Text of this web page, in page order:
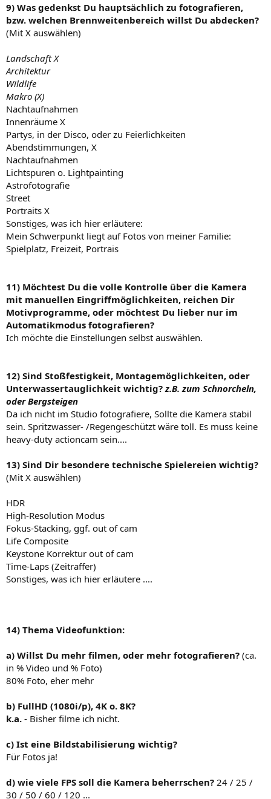
9) Was gedenkst Du hauptsächlich zu fotografieren,
bzw. welchen Brennweitenbereich willst Du abdecken?
(Mit X auswählen)
Landschaft X
Architektur
Wildlife
Makro (X)
Nachtaufnahmen
Innenräume X
Partys, in der Disco, oder zu Feierlichkeiten
Abendstimmungen, X
Nachtaufnahmen
Lichtspuren o. Lightpainting
Astrofotografie
Street
Portraits X
Sonstiges, was ich hier erläutere:
Mein Schwerpunkt liegt auf Fotos von meiner Familie:
Spielplatz, Freizeit, Portrais
11) Möchtest Du die volle Kontrolle über die Kamera
mit manuellen Eingriffmöglichkeiten, reichen Dir
Motivprogramme, oder möchtest Du lieber nur im
Automatikmodus fotografieren?
Ich möchte die Einstellungen selbst auswählen.
12) Sind Stoßfestigkeit, Montagemöglichkeiten, oder
Unterwassertauglichkeit wichtig? z.B. zum Schnorcheln,
oder Bergsteigen
Da ich nicht im Studio fotografiere, Sollte die Kamera stabil
sein. Spritzwasser- /Regengeschützt wäre toll. Es muss keine
heavy-duty actioncam sein....
13) Sind Dir besondere technische Spielereien wichtig?
(Mit X auswählen)
HDR
High-Resolution Modus
Fokus-Stacking, ggf. out of cam
Life Composite
Keystone Korrektur out of cam
Time-Laps (Zeitraffer)
Sonstiges, was ich hier erläutere ....
14) Thema Videofunktion:
a) Willst Du mehr filmen, oder mehr fotografieren? (ca.
in % Video und % Foto)
80% Foto, eher mehr
b) FullHD (1080i/p), 4K o. 8K?
k.a. - Bisher filme ich nicht.
c) Ist eine Bildstabilisierung wichtig?
Für Fotos ja!
d) wie viele FPS soll die Kamera beherrschen? 24 / 25 /
30 / 50 / 60 / 120 ...